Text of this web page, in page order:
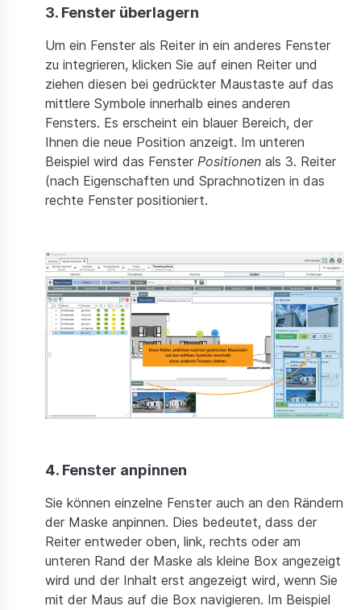
3. Fenster überlagern
Um ein Fenster als Reiter in ein anderes Fenster
zu integrieren, klicken Sie auf einen Reiter und
ziehen diesen bei gedrückter Maustaste auf das
mittlere Symbole innerhalb eines anderen
Fensters. Es erscheint ein blauer Bereich, der
Ihnen die neue Position anzeigt. Im unteren
Beispiel wird das Fenster Positionen als 3. Reiter
(nach Eigenschaften und Sprachnotizen in das
rechte Fenster positioniert.
4. Fenster anpinnen
Sie können einzelne Fenster auch an den Rändern
der Maske anpinnen. Dies bedeutet, dass der
Reiter entweder oben, link, rechts oder am
unteren Rand der Maske als kleine Box angezeigt
wird und der Inhalt erst angezeigt wird, wenn Sie
mit der Maus auf die Box navigieren. Im Beispiel